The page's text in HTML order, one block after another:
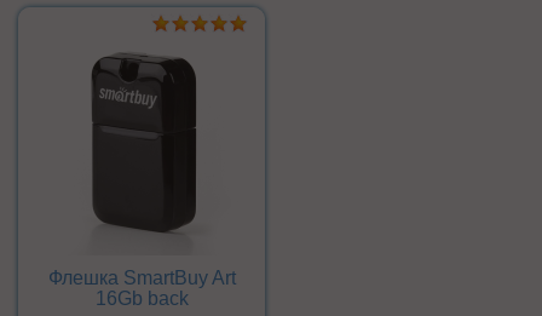
Флешка SmartBuy Art
16Gb back